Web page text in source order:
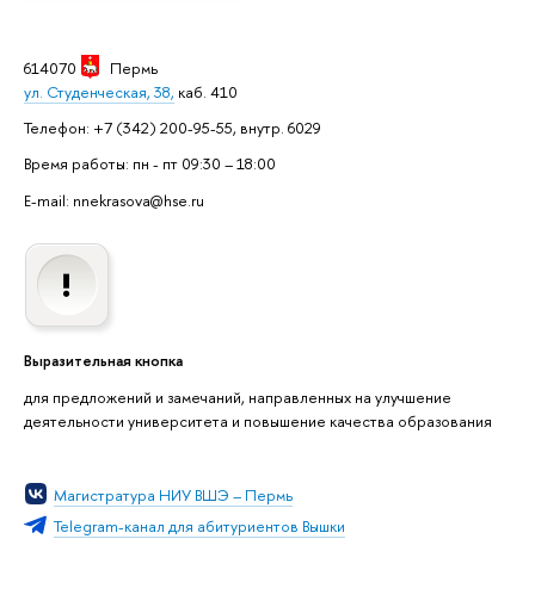
614070
Пермь
ул. Студенческая, 38, каб. 410
Телефон: +7 (342) 200-95-55, внутр. 6029
Время работы: пн - пт 09:30 – 18:00
E-mail: nnekrasova@hse.ru
Выразительная кнопка
для предложений и замечаний, направленных на улучшение
деятельности университета и повышение качества образования
Магистратура НИУ ВШЭ – Пермь
Telegram-канал для абитуриентов Вышки